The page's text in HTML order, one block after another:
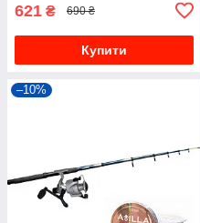
621 ₴ 690 ₴
Купити
–10%